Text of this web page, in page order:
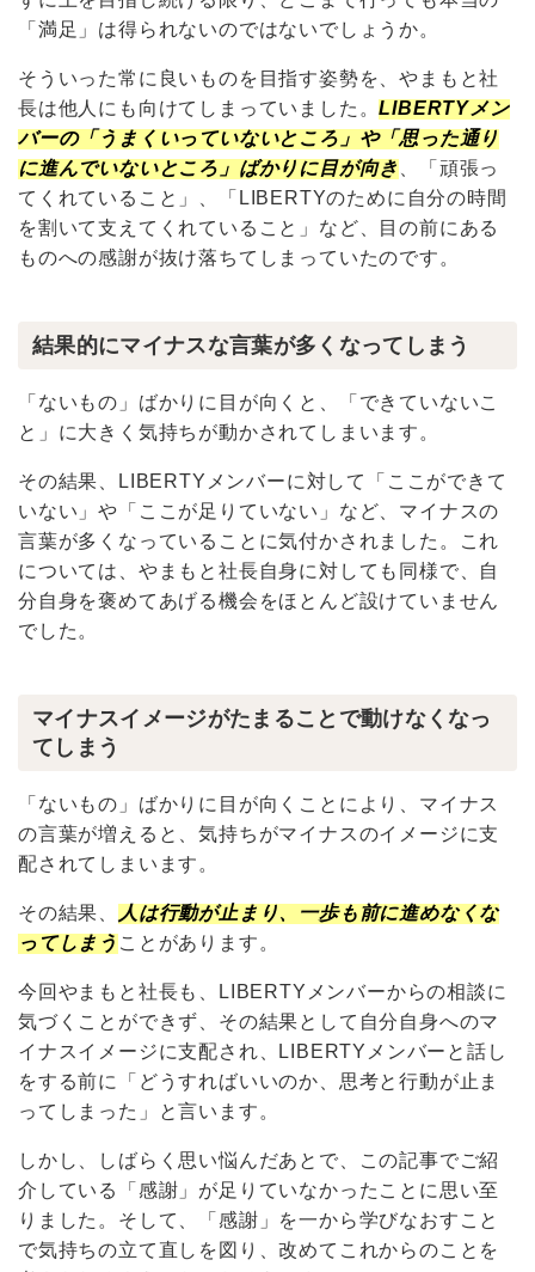
「満足」は得られないのではないでしょうか。
そういった常に良いものを目指す姿勢を、やまもと社
長は他人にも向けてしまっていました。LIBERTYメン
バーの「うまくいっていないところ」や「思った通り
に進んでいないところ」ばかりに目が向き 、「頑張っ
てくれていること」、「LIBERTYのために自分の時間
を割いて支えてくれていること」など、目の前にある
ものへの感謝が抜け落ちてしまっていたのです。
結果的にマイナスな言葉が多くなってしまう
「ないもの」ばかりに目が向くと、「できていないこ
と」に大きく気持ちが動かされてしまいます。
その結果、LIBERTYメンバーに対して「ここができて
いない」や「ここが足りていない」など、マイナスの
言葉が多くなっていることに気付かされました。これ
については、やまもと社長自身に対しても同様で、自
分自身を褒めてあげる機会をほとんど設けていません
でした。
マイナスイメージがたまることで動けなくなっ
てしまう
「ないもの」ばかりに目が向くことにより、マイナス
の言葉が増えると、気持ちがマイナスのイメージに支
配されてしまいます。
その結果、
人は行動が止まり、一歩も前に進めなくな
ってしまう ことがあります。
今回やまもと社長も、LIBERTYメンバーからの相談に
気づくことができず、その結果として自分自身へのマ
イナスイメージに支配され、LIBERTYメンバーと話し
をする前に「どうすればいいのか、思考と行動が止ま
ってしまった」と言います。
しかし、しばらく思い悩んだあとで、この記事でご紹
介している「感謝」が足りていなかったことに思い至
りました。そして、「感謝」を一から学びなおすこと
で気持ちの立て直しを図り、改めてこれからのことを